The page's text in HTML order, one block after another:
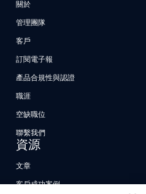
關於
管理團隊
客戶
訂閱電子報
產品合規性與認證
職涯
空缺職位
聯繫我們
資源
文章
客戶成功案例